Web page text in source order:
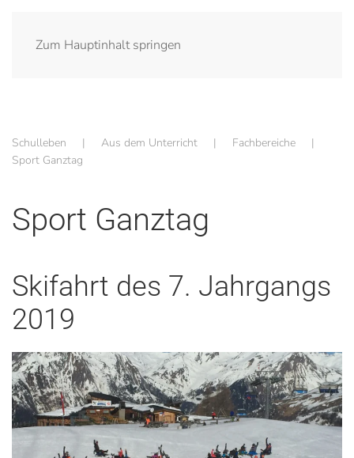
Zum Hauptinhalt springen
Schulleben Aus dem Unterricht
Fachbereiche
Sport Ganztag
Sport Ganztag
Skifahrt des 7. Jahrgangs
2019